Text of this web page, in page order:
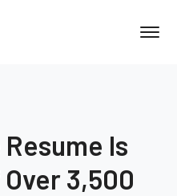
Is
3,500